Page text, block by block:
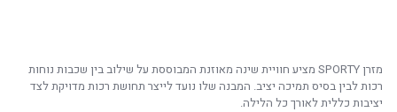
מזרן SPORTY מציע חוויית שינה מאוזנת המבוססת על שילוב בין שכבות נוחות
רכות לבין בסיס תמיכה יציב. המבנה שלו נועד לייצר תחושת רכות מדויקת לצד
יציבות כללית לאורך כל הלילה.